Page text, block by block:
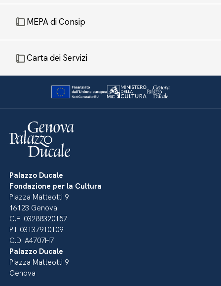
MEPA di Consip
Carta dei Servizi
Palazzo Ducale
Fondazione per la Cultura
Piazza Matteotti 9
16123 Genova
C.F. 03288320157
P.I. 03137910109
C.D. A4707H7
Palazzo Ducale
Piazza Matteotti 9
Genova